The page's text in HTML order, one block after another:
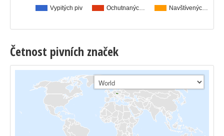
Vypitých piv Ochutnanýc… Navštívenýc…
Četnost pivních značek